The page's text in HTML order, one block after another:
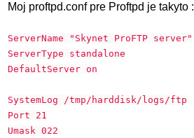
Moj proftpd.conf pre Proftpd je takyto :
ServerName "Skynet ProFTP server"
ServerType standalone
DefaultServer on
SystemLog /tmp/harddisk/logs/ftp
Port 21
Umask 022